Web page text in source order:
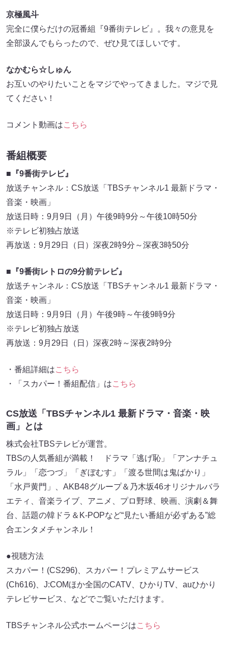
京極風斗
完全に僕らだけの冠番組『9番街テレビ』。我々の意見を
全部汲んでもらったので、ぜひ見てほしいです。
なかむら☆しゅん
お互いのやりたいことをマジでやってきました。マジで見
てください！
コメント動画はこちら
番組概要
■『9番街テレビ』
放送チャンネル：CS放送「TBSチャンネル1 最新ドラマ・
音楽・映画」
放送日時：9月9日（月）午後9時9分～午後10時50分
※テレビ初独占放送
再放送：9月29日（日）深夜2時9分～深夜3時50分
■『9番街レトロの9分前テレビ』
放送チャンネル：CS放送「TBSチャンネル1 最新ドラマ・
音楽・映画」
放送日時：9月9日（月）午後9時～午後9時9分
※テレビ初独占放送
再放送：9月29日（日）深夜2時～深夜2時9分
・番組詳細はこちら
・「スカパー！番組配信」はこちら
CS放送「TBSチャンネル1 最新ドラマ・音楽・映
画」とは
株式会社TBSテレビが運営。
TBSの人気番組が満載！ ドラマ「逃げ恥」「アンナチュ
ラル」「恋つづ」「ぎぼむす」「渡る世間は鬼ばかり」
「水戸黄門」、AKB48グループ＆乃木坂46オリジナルバラ
エティ、音楽ライブ、アニメ、プロ野球、映画、演劇＆舞
台、話題の韓ドラ＆K-POPなど“見たい番組が必ずある”総
合エンタメチャンネル！
●視聴方法
スカパー！(CS296)、スカパー！プレミアムサービス
(Ch616)、J:COMほか全国のCATV、ひかりTV、auひかり
テレビサービス、などでご覧いただけます。
TBSチャンネル公式ホームページはこちら